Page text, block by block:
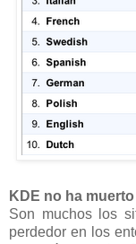
KDE no ha
Son muchos los
perdedor en los